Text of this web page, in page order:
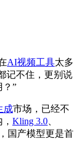
AI视频工具太多
记不住，更别说
？”
成市场，已经不
Kling 3.0
国产模型更是首